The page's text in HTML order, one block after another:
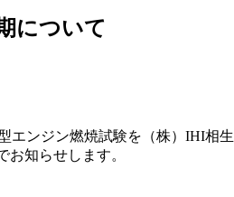
について
ンジン燃焼試験を（株）IHI相
知らせします。